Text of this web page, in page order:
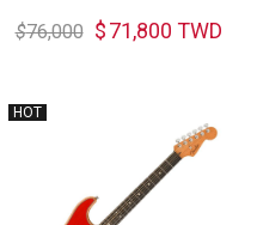
木吉他
$76,000 $71,800 TWD